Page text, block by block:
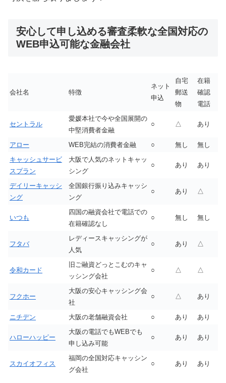
安心して申し込める審査柔軟な全国対応の
WEB申込可能な金融会社
会社名 特徴
ネット
申込
自宅
郵送
物
在籍
確認
電話
セントラル
愛媛本社で今や全国展開の
中堅消費者金融
○ △ あり
アロー WEB完結の消費者金融 ○ 無し
無し
キャッシュサービ
スプラン
大阪で人気のネットキャッ
シング
○ あり あり
デイリーキャッシ
ング
全国銀行振り込みキャッシ
ング
○ あり △
いつも
四国の融資会社で電話での
在籍確認なし
○ 無し 無し
フタバ
レディースキャッシングが
人気
○ あり △
令和カード
旧ご融資どっとこむのキャ
ッシング会社
○ △ △
フクホー
大阪の安心キャッシング会
社
○ △ あり
ニチデン 大阪の老舗融資会社 ○ あり あり
ハローハッピー
大阪の電話でもWEBでも
申し込み可能
○ あり あり
スカイオフィス
福岡の全国対応キャッシン
グ会社
○ あり あり